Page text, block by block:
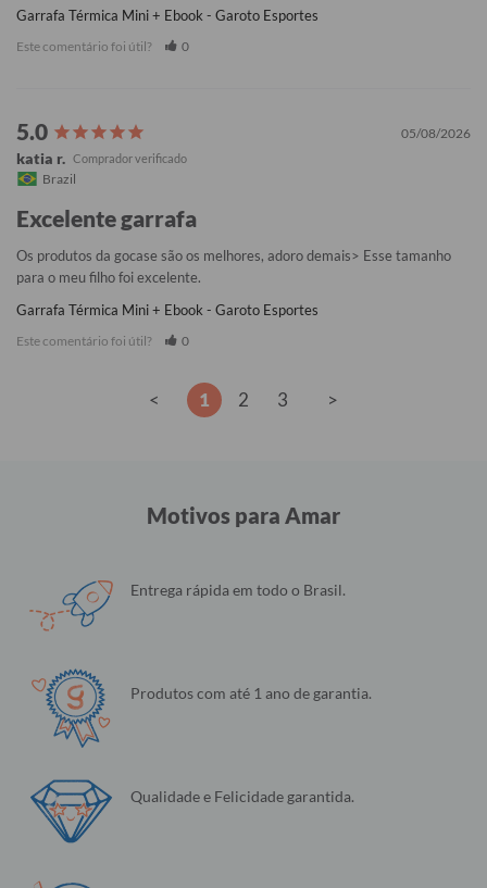
Garrafa Térmica Mini + Ebook - Garoto Esportes
Este comentário foi útil? 0
05/08/2026
katia r.
Brazil
Excelente garrafa
Os produtos da gocase são os melhores, adoro demais> Esse tamanho
para o meu filho foi excelente.
Garrafa Térmica Mini + Ebook - Garoto Esportes
Este comentário foi útil? 0
< 1 2 3 >
Motivos para Amar
Entrega rápida em todo o Brasil.
Produtos com até 1 ano de garantia.
Qualidade e Felicidade garantida.